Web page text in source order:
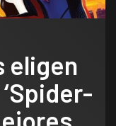
eligen